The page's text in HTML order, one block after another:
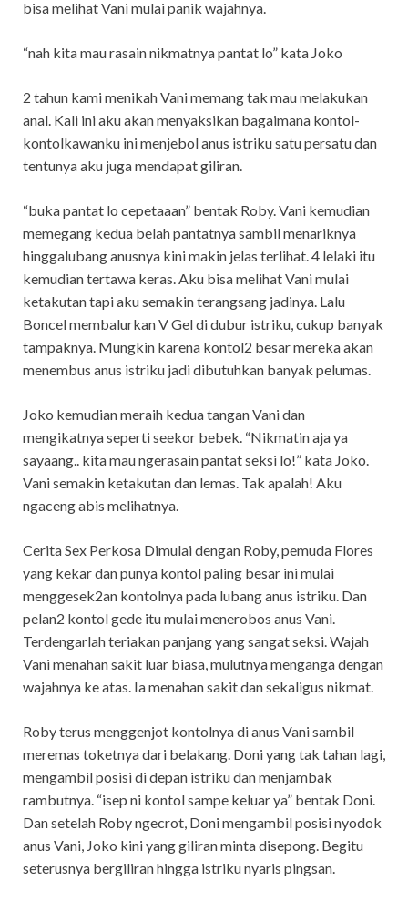
bisa melihat Vani mulai panik wajahnya.
“nah kita mau rasain nikmatnya pantat lo” kata Joko
2 tahun kami menikah Vani memang tak mau melakukan
anal. Kali ini aku akan menyaksikan bagaimana kontol-
kontolkawanku ini menjebol anus istriku satu persatu dan
tentunya aku juga mendapat giliran.
“buka pantat lo cepetaaan” bentak Roby. Vani kemudian
memegang kedua belah pantatnya sambil menariknya
hinggalubang anusnya kini makin jelas terlihat. 4 lelaki itu
kemudian tertawa keras. Aku bisa melihat Vani mulai
ketakutan tapi aku semakin terangsang jadinya. Lalu
Boncel membalurkan V Gel di dubur istriku, cukup banyak
tampaknya. Mungkin karena kontol2 besar mereka akan
menembus anus istriku jadi dibutuhkan banyak pelumas.
Joko kemudian meraih kedua tangan Vani dan
mengikatnya seperti seekor bebek. “Nikmatin aja ya
sayaang.. kita mau ngerasain pantat seksi lo!” kata Joko.
Vani semakin ketakutan dan lemas. Tak apalah! Aku
ngaceng abis melihatnya.
Cerita Sex Perkosa Dimulai dengan Roby, pemuda Flores
yang kekar dan punya kontol paling besar ini mulai
menggesek2an kontolnya pada lubang anus istriku. Dan
pelan2 kontol gede itu mulai menerobos anus Vani.
Terdengarlah teriakan panjang yang sangat seksi. Wajah
Vani menahan sakit luar biasa, mulutnya menganga dengan
wajahnya ke atas. Ia menahan sakit dan sekaligus nikmat.
Roby terus menggenjot kontolnya di anus Vani sambil
meremas toketnya dari belakang. Doni yang tak tahan lagi,
mengambil posisi di depan istriku dan menjambak
rambutnya. “isep ni kontol sampe keluar ya” bentak Doni.
Dan setelah Roby ngecrot, Doni mengambil posisi nyodok
anus Vani, Joko kini yang giliran minta disepong. Begitu
seterusnya bergiliran hingga istriku nyaris pingsan.